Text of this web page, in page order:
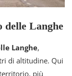
Langhe
Langhe,
di altitudine. Qui
più